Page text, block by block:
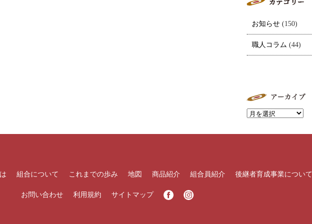
お知らせ(150)
職人コラム (44)
組合について これまでの歩み 地図 商品紹介 組合員紹介 後継者育成事業について
お問い合わせ 利用規約 サイトマップ